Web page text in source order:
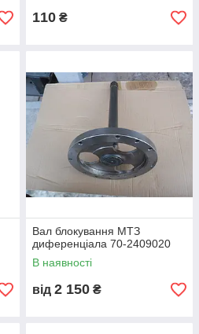
110 ₴
Вал блокування МТЗ
диференціала 70-2409020
В наявності
від 2 150 ₴